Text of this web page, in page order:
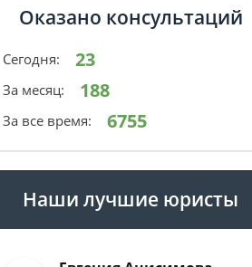
Оказано консультаций
Сегодня: 23
За месяц: 188
За все время: 6755
Наши лучшие юристы